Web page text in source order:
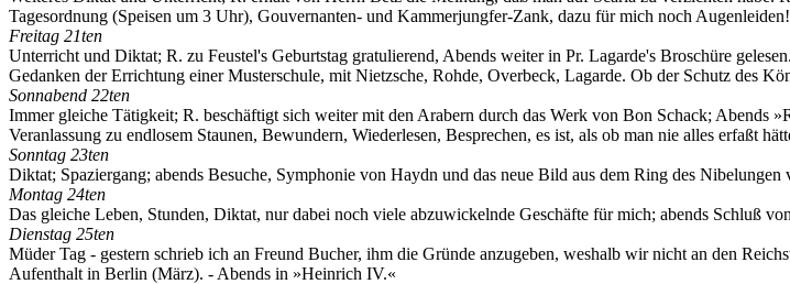
Tagesordnung (Speisen um 3 Uhr), Gouvernanten- und Kammerjungfer-Zank, dazu für mich noch
Freitag 21ten
Unterricht und Diktat; R. zu Feustel's Geburtstag gratulierend, Abends weiter in Pr. Lagarde's Broschüre
Gedanken der Errichtung einer Musterschule, mit Nietzsche, Rohde, Overbeck, Lagarde. Ob der Schutz des
Sonnabend 22ten
Immer gleiche Tätigkeit; R. beschäftigt sich weiter mit den Arabern durch das Werk von Bon Schack; Abends
Veranlassung zu endlosem Staunen, Bewundern, Wiederlesen, Besprechen, es ist, als ob man nie alles erfaßt
Sonntag 23ten
Diktat; Spaziergang; abends Besuche, Symphonie von Haydn und das neue Bild aus dem Ring des Nibelungen
Montag 24ten
Das gleiche Leben, Stunden, Diktat, nur dabei noch viele abzuwickelnde Geschäfte für mich; abends Schluß
Dienstag 25ten
Müder Tag - gestern schrieb ich an Freund Bucher, ihm die Gründe anzugeben, weshalb wir nicht an den
Aufenthalt in Berlin (März). - Abends in »Heinrich IV.«